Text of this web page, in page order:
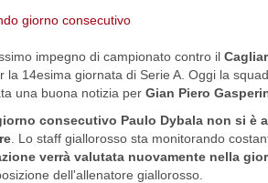
impegno di campionato contro il
14esima giornata di Serie A. Oggi la
una buona notizia per Gian Piero
consecutivo Paulo Dybala non si è
. Lo staff giallorosso sta monitorando
verrà valutata nuovamente nella
dell'allenatore giallorosso.